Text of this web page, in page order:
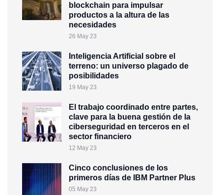
blockchain para impulsar
productos a la altura de las
necesidades
26 May 23
Inteligencia Artificial sobre el
terreno: un universo plagado de
posibilidades
19 May 23
El trabajo coordinado entre partes,
clave para la buena gestión de la
ciberseguridad en terceros en el
sector financiero
12 May 23
Cinco conclusiones de los
primeros días de IBM Partner Plus
05 May 23